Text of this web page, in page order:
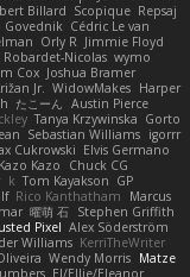
Billard Scopique Repsaj
Govednik Cédric Le van
Orly R Jimmie Floyd
Robardet-Nicolas wymo
Cox Joshua Bramer
Jr. WidowMakes Harper
たこーん Austin Pierce
Tanya Krzywinska Gorto
Sebastian Williams igorrr
Cukrowski Elvis Germano
Kazo Kazo
Chuck CG
k Tom Kayakson GP
Rico Kanthatham
Marcus
曜萌 石 Stephen Griffith
Pixel Alex Söderström
Williams KerriTheWriter
Wendy Morris Matze
El/Ellie/Eleanor